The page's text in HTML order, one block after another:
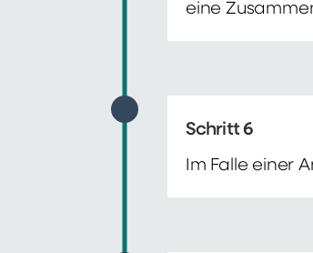
eine
Schritt 6
Im Falle einer